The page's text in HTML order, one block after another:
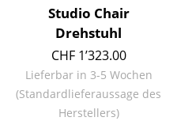
Wandregale
Sideboards & Kommoden
TV Möbel
Beistell- & Rollcontainer
Studio Chair
Drehstuhl
CHF 1’323.00
Lieferbar in 3-5 Wochen
(Standardlieferaussage des
Herstellers)